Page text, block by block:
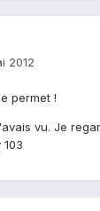
2012
permet !
vu. Je